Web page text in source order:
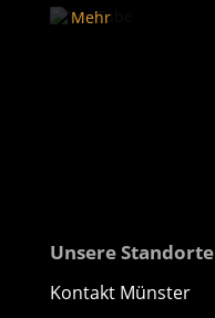
Mehr
Unsere Standorte
Kontakt Münster